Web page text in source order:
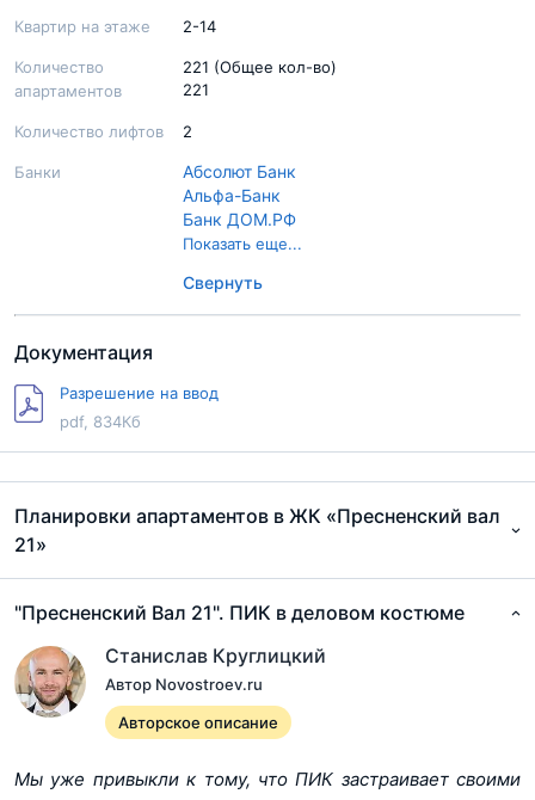
Квартир на этаже 2-14
Количество
апартаментов
221 (Общее кол-во)
221
Количество лифтов 2
Банки
Абсолют Банк
Альфа-Банк
Банк ДОМ.РФ
Банк УРАЛСИБ
Газпромбанк
Московский Кредитный Банк
Россельхозбанк
Связь Банк
ВТБ
Показать еще...
Свернуть
Документация
Разрешение на ввод
pdf, 834Кб
Планировки апартаментов в ЖК «Пресненский вал
21»
"Пресненский Вал 21". ПИК в деловом костюме
Станислав Круглицкий
Автор Novostroev.ru
Авторское описание
Мы уже привыкли к тому, что ПИК застраивает своими